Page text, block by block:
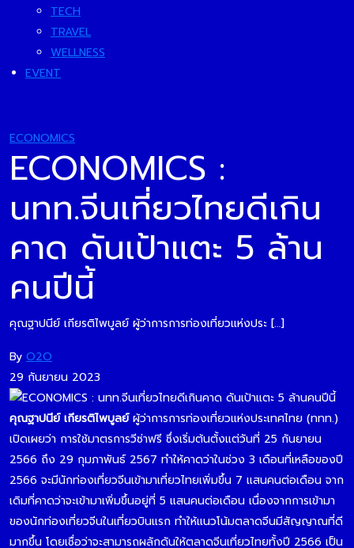
TECH
TRAVEL
WELLNESS
EVENT
ECONOMICS
ECONOMICS :
นทท.จีนเที่ยวไทยดีเกิน
คาด ดันเป้าแตะ 5 ล้าน
คนปีนี้
คุณฐาปนีย์ เกียรติไพบูลย์ ผู้ว่าการการท่องเที่ยวแห่งประ […]
By O2O
29 กันยายน 2023
คุณฐาปนีย์ เกียรติไพบูลย์ผู้ว่าการการท่องเที่ยวแห่งประเทศไทย (ททท.)
เปิดเผยว่า การใช้มาตรการวีซ่าฟรี ซึ่งเริ่มต้นตั้งแต่วันที่ 25 กันยายน
2566 ถึง 29 กุมภาพันธ์ 2567 ทำให้คาดว่าในช่วง 3 เดือนที่เหลือของปี
2566 จะมีนักท่องเที่ยวจีนเข้ามาเที่ยวไทยเพิ่มขึ้น 7 แสนคนต่อเดือน จาก
เดิมที่คาดว่าจะเข้ามาเพิ่มขึ้นอยู่ที่ 5 แสนคนต่อเดือน เนื่องจากการเข้ามา
ของนักท่องเที่ยวจีนในเที่ยวบินแรก ทำให้แนวโน้มตลาดจีนมีสัญญาณที่ดี
มากขึ้น โดยเชื่อว่าจะสามารถผลักดันให้ตลาดจีนเที่ยวไทยทั้งปี 2566 เป็น